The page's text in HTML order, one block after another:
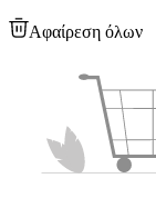
Αφαίρεση όλων